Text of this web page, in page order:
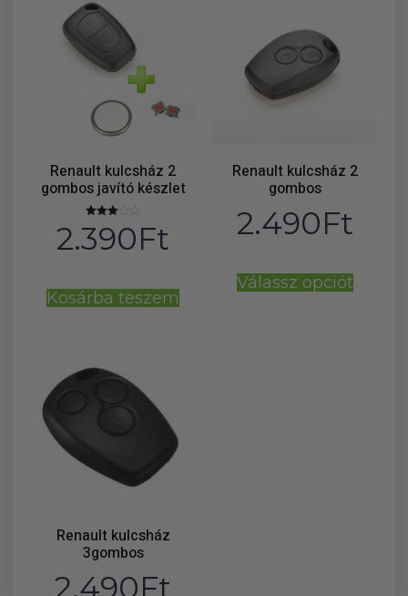
Renault kulcsház 2
gombos javító készlet
3.00
/ 5
2.390Ft
Kosárba teszem
Renault kulcsház 2
gombos
2.490Ft
Válassz opciót
Renault kulcsház
3gombos
2.490Ft